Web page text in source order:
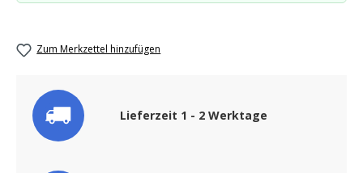
Zum Merkzettel hinzufügen
Lieferzeit 1 - 2 Werktage